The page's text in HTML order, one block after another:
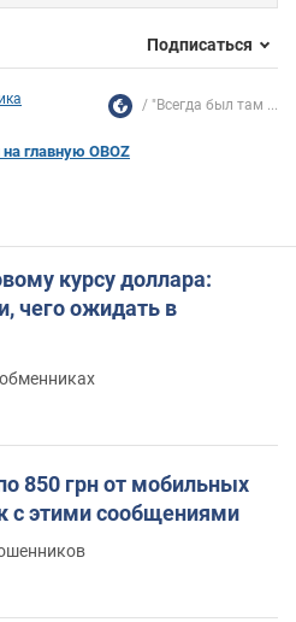
Подписаться
"Всегда был там ...
главную OBOZ
курсу доллара:
чего ожидать в
850 грн от мобильных
с этими сообщениями